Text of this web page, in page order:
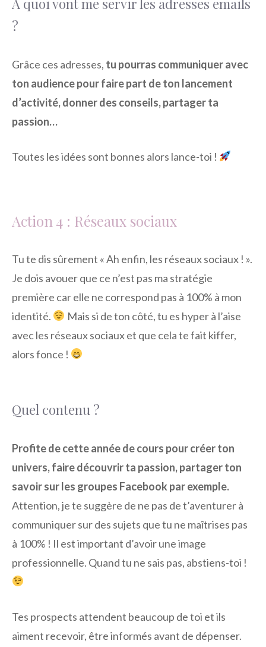
?
Grâce ces adresses, tu pourras communiquer avec
ton audience pour faire part de ton lancement
d’activité, donner des conseils, partager ta
passion…
Toutes les idées sont bonnes alors lance-toi !
Action 4 : Réseaux sociaux
Tu te dis sûrement « Ah enfin, les réseaux sociaux ! ».
Je dois avouer que ce n’est pas ma stratégie
première car elle ne correspond pas à 100% à mon
identité.
Mais si de ton côté, tu es hyper à l’aise
avec les réseaux sociaux et que cela te fait kiffer,
alors fonce !
Quel contenu ?
Profite de cette année de cours pour créer ton
univers, faire découvrir ta passion, partager ton
savoir sur les groupes Facebook par exemple.
Attention, je te suggère de ne pas de t’aventurer à
communiquer sur des sujets que tu ne maîtrises pas
à 100% ! Il est important d’avoir une image
professionnelle. Quand tu ne sais pas, abstiens-toi !
Tes prospects attendent beaucoup de toi et ils
aiment recevoir, être informés avant de dépenser.